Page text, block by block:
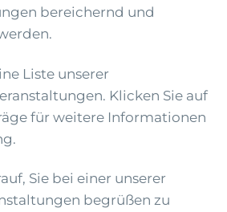
bereichernd und
Liste unserer
Klicken Sie auf
für weitere Informationen
Sie bei einer unserer
begrüßen zu